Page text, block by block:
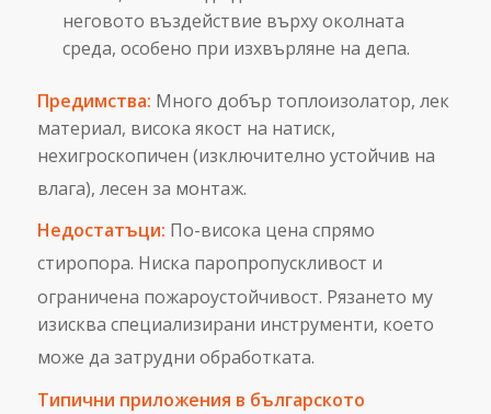
неговото въздействие върху околната
среда, особено при изхвърляне на депа.
Предимства: Много добър топлоизолатор, лек
материал, висока якост на натиск,
нехигроскопичен (изключително устойчив на
влага), лесен за монтаж.
Недостатъци: По-висока цена спрямо
стиропора. Ниска паропропускливост и
ограничена пожароустойчивост. Рязането му
изисква специализирани инструменти, което
може да затрудни обработката.
Типични приложения в българското